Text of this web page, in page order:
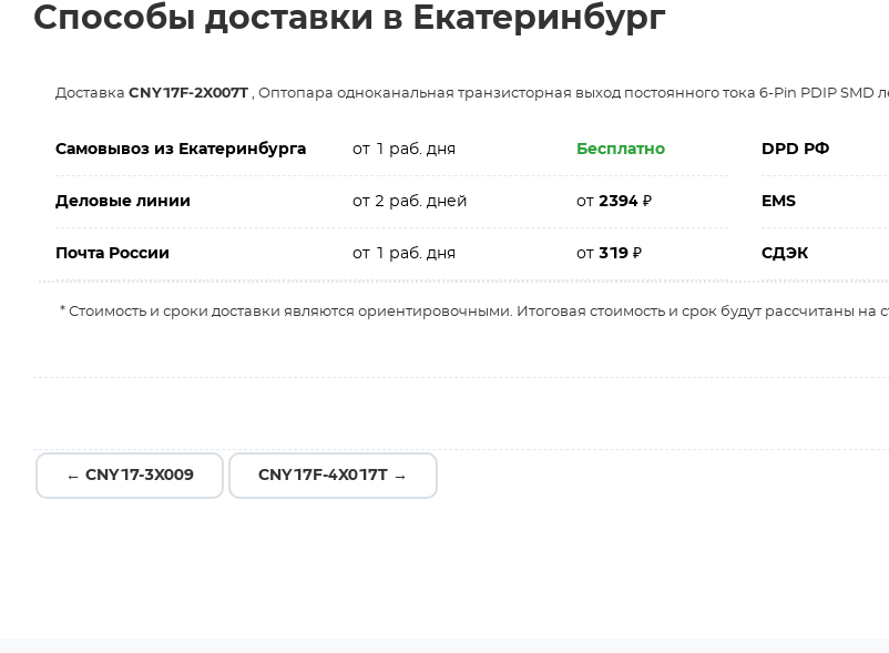
Способы доставки в Екатеринбург
Доставка CNY17F-2X007T , Оптопара одноканальная транзисторная выход постоянного тока 6-Pin PDIP SMD
Самовывоз из Екатеринбурга от 1 раб. дня Бесплатно DPD РФ
Деловые линии от 2 раб. дней от2394₽ EMS
Почта России от 1 раб. дня от319₽ СДЭК
* Стоимость и сроки доставки являются ориентировочными. Итоговая стоимость и срок будут рассчитаны на
← CNY17-3X009 CNY17F-4X017T →